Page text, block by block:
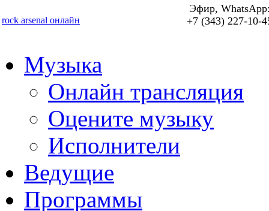
rock arsenal онлайн
Эфир,
+7 (343) 227-10-
Музыка
Онлайн трансляция
Оцените музыку
Исполнители
Ведущие
Программы